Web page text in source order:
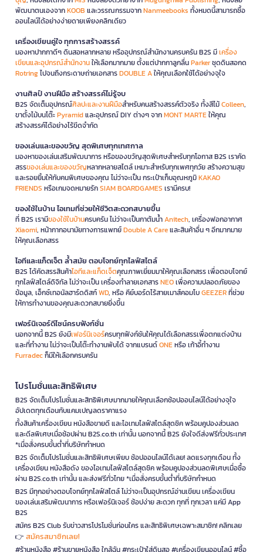
พัฒนาตนเองจากKOOB และวรรณกรรมจากNanmeebooks ทั้งหมดนี้สามารถซื้อ
ออนไลน์ได้อย่างง่ายดายเพียงคลิกเดียว
เครื่องเขียนคู่ใจ ทุกการสร้างสรรค์
มองหาปากกาดีๆ ดินสอหลากหลาย หรืออุปกรณ์สำนักงานครบครัน B2S มีเครื่อง
เขียนและอุปกรณ์สำนักงานให้เลือกมากมาย ตั้งแต่ปากกาลูกลื่นParkerชุดดินสอกด
Rotringไปจนถึงกระดาษถ่ายเอกสารDOUBLE Aให้คุณเลือกใช้ได้อย่างจุใจ
งานศิลป์ งานฝีมือ สร้างสรรค์ไม่รู้จบ
B2S จัดเต็มอุปกรณ์ศิลปะและงานฝีมือสำหรับคนสร้างสรรค์ตัวจริง ทั้งสีไม้Colleen,
ขาตั้งไม้บนโต๊ะPyramidและอุปกรณ์ DIY ต่างๆ จากMONT MARTEให้คุณ
สร้างสรรค์ได้อย่างไร้ขีดจำกัด
ของเล่นและของขวัญ สุดพิเศษทุกเทศกาล
มองหาของเล่นเสริมพัฒนาการ หรือของขวัญสุดพิเศษสำหรับทุกโอกาส B2S เราคัด
สรรของเล่นและของขวัญหลากหลายสไตล์ เหมาะสำหรับทุกเพศทุกวัย สร้างความสุข
และรอยยิ้มให้กับคนพิเศษของคุณ ไม่ว่าจะเป็น กระเป๋าเก็บอุณหภูมิKAKAO
FRIENDS หรือเกมจดหมายรักSIAM BOARDGAMES เรามีครบ!
ของใช้ในบ้าน ไอเทมที่ช่วยให้ชีวิตสะดวกสบายขึ้น
ที่ B2S เรามีของใช้ในบ้านครบครัน ไม่ว่าจะเป็นกาต้มน้ำAnitech, เครื่องฟอกอากาศ
Xiaomi, หน้ากากอนามัยทางการแพทย์Double A Careและสินค้าอื่น ๆ อีกมากมาย
ให้คุณเลือกสรร
ไอทีและแก็ดเจ็ต ล้ำสมัย ตอบโจทย์ทุกไลฟ์สไตล์
B2S ได้คัดสรรสินค้าไอทีและแก็ดเจ็ตคุณภาพเยี่ยมมาให้คุณเลือกสรร เพื่อตอบโจทย์
ทุกไลฟ์สไตล์ดิจิทัล ไม่ว่าจะเป็น เครื่องทำลายเอกสารNEOเพื่อความปลอดภัยของ
ข้อมูล, เอ็กซ์เทอนัลฮาร์ดดิสก์WD, หรือ คีย์บอร์ดไร้สายเมาส์คอมโบGEEZERที่ช่วย
ให้การทำงานของคุณสะดวกสบายยิ่งขึ้น
เฟอร์นิเจอร์ดีไซน์ครบฟังก์ชั่น
นอกจากนี้ B2S ยังมีเฟอร์นิเจอร์ครบทุกฟังก์ชันให้คุณได้เลือกสรรเพื่อตกแต่งบ้าน
และที่ทำงาน ไม่ว่าจะเป็นโต๊ะทำงานพับได้ จากแบรนด์ONEหรือ เก้าอี้ทำงาน
Furradecก็มีให้เลือกครบครัน
โปรโมชั่นและสิทธิพิเศษ
B2S จัดเต็มโปรโมชั่นและสิทธิพิเศษมากมายให้คุณเลือกช้อปออนไลน์ได้อย่างจุใจ
อัปเดตทุกเดือนกับแคมเปญลดราคาแรง
ทั้งสินค้าเครื่องเขียน หนังสือขายดี และไอเทมไลฟ์สไตล์สุดชิค พร้อมคูปองส่วนลด
และดีลพิเศษเมื่อช้อปผ่าน B2S.co.th เท่านั้น นอกจากนี้ B2S ยังใจดีส่งฟรีทั่วประเทศ
*เมื่อสั่งครบขั้นต่ำที่บริษัทกำหนด
B2S จัดเต็มโปรโมชั่นและสิทธิพิเศษเพียบ ช้อปออนไลน์ได้เลย! ลดแรงทุกเดือน ทั้ง
เครื่องเขียน หนังสือดัง ของไอเทมไลฟ์สไตล์สุดชิค พร้อมคูปองส่วนลดพิเศษเมื่อซื้อ
ผ่าน B2S.co.th เท่านั้น และส่งฟรีทั่วไทย *เมื่อสั่งครบขั้นต่ำที่บริษัทกำหนด
B2S มีทุกอย่างตอบโจทย์ทุกไลฟ์สไตล์ ไม่ว่าจะเป็นอุปกรณ์อ่านเขียน เครื่องเขียน
ของเล่นเสริมพัฒนาการ หรือเฟอร์นิเจอร์ ช้อปง่าย สะดวก ทุกที่ ทุกเวลา แค่มี App
B2S
สมัคร B2S Club รับข่าวสารโปรโมชั่นก่อนใคร และสิทธิพิเศษเฉพาะสมาชิก! คลิกเลย
👉 สมัครสมาชิกเลย!
#ร้านหนังสือ #ร้านขายหนังสือ ใกล้ฉัน #กระเป๋าใส่ดินสอ #เครื่องเขียนออนไลน์ #ซื้อ